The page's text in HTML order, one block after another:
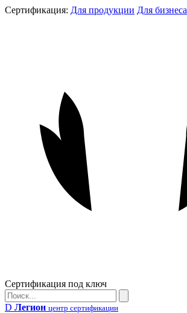
Сертификация: Для продукции Для бизнеса
Бейдж
Сертификация под ключ
Поиск
Поиск
D Легион центр сертификации